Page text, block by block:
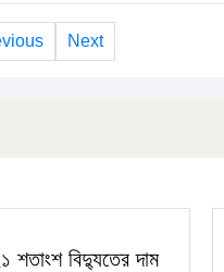
Next
শতাংশ বিদ্যুতের দাম